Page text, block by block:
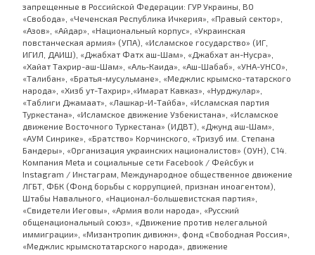
запрещенные в Российской Федерации: ГУР Украины, ВО
«Свобода», «Чеченская Республика Ичкерия», «Правый сектор»,
«Азов», «Айдар», «Национальный корпус», «Украинская
повстанческая армия» (УПА), «Исламское государство» (ИГ,
ИГИЛ, ДАИШ), «Джабхат Фатх аш-Шам», «Джабхат ан-Нусра»,
«Хайат Тахрир-аш-Шам», «Аль-Каида», «Аш-Шабаб», «УНА-УНСО»,
«Талибан», «Братья-мусульмане», «Меджлис крымско-татарского
народа», «Хизб ут-Тахрир»,«Имарат Кавказ», «Нурджулар»,
«Таблиги Джамаат», «Лашкар-И-Тайба», «Исламская партия
Туркестана», «Исламское движение Узбекистана», «Исламское
движение Восточного Туркестана» (ИДВТ), «Джунд аш-Шам»,
«АУМ Синрике», «Братство» Корчинского, «Тризуб им. Степана
Бандеры», «Организация украинских националистов» (ОУН), С14.
Компания Meta и социальные сети Facebook / Фейсбук и
Instagram / Инстаграм, Международное общественное движение
ЛГБТ, ФБК (Фонд борьбы с коррупцией, признан иноагентом),
Штабы Навального, «Национал-большевистская партия»,
«Свидетели Иеговы», «Армия воли народа», «Русский
общенациональный союз», «Движение против нелегальной
иммиграции», «Мизантропик дивижн», фонд «Свободная Россия»,
«Меджлис крымскотатарского народа», движение